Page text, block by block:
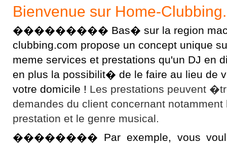
Bienvenue sur Home-
��������� Bas� sur la region
clubbing.com propose un concept unique
meme services et prestations qu'un DJ en
en plus la possibilit� de le faire au lieu de
votre domicile ! Les prestations peuvent
demandes du client concernant
prestation et le genre musical.
�������� Par exemple, vous